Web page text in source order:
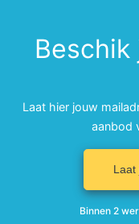
Laat hier jouw
aanbod
Laat
Binnen 2